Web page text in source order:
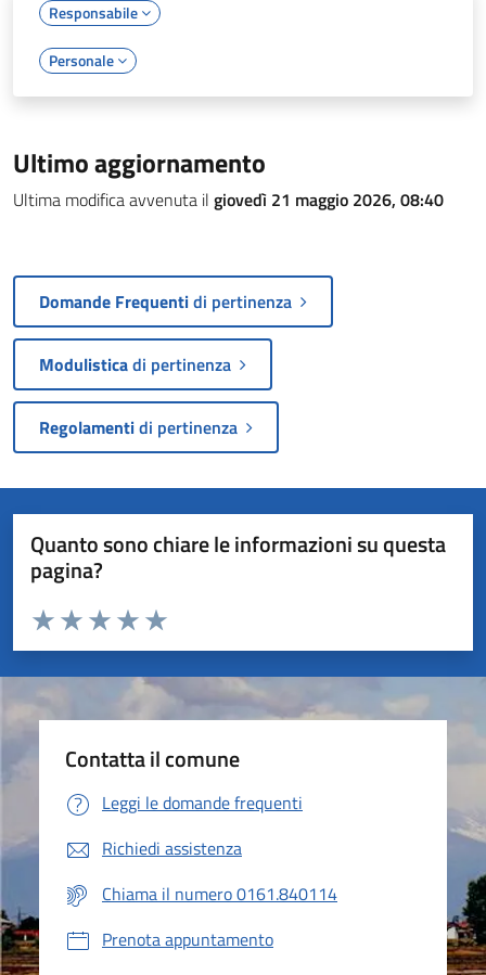
Responsabile
Personale
Ultimo aggiornamento
Ultima modifica avvenuta il giovedì 21 maggio 2026, 08:40
Domande Frequentidi pertinenza
Modulisticadi pertinenza
Regolamentidi pertinenza
Quanto sono chiare le informazioni su questa
pagina?
Valuta da 1 a 5 stelle la pagina
Valuta 5 stelle su 5
Valuta 4 stelle su 5
Valuta 3 stelle su 5
Valuta 2 stelle su 5
Valuta 1 stelle su 5
Contatta il comune
Leggi le domande frequenti
Richiedi assistenza
Chiama il numero 0161.840114
Prenota appuntamento